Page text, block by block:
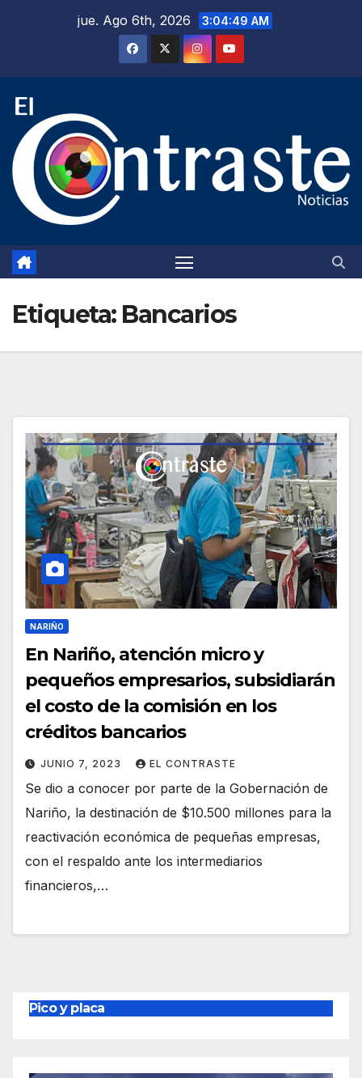
jue. Ago 6th, 2026 3:04:50 AM
Etiqueta: Bancarios
NARIÑO
En Nariño, atención micro y
pequeños empresarios, subsidiarán
el costo de la comisión en los
créditos bancarios
JUNIO 7, 2023 EL CONTRASTE
Se dio a conocer por parte de la Gobernación de
Nariño, la destinación de $10.500 millones para la
reactivación económica de pequeñas empresas,
con el respaldo ante los intermediarios
financieros,…
Pico y placa